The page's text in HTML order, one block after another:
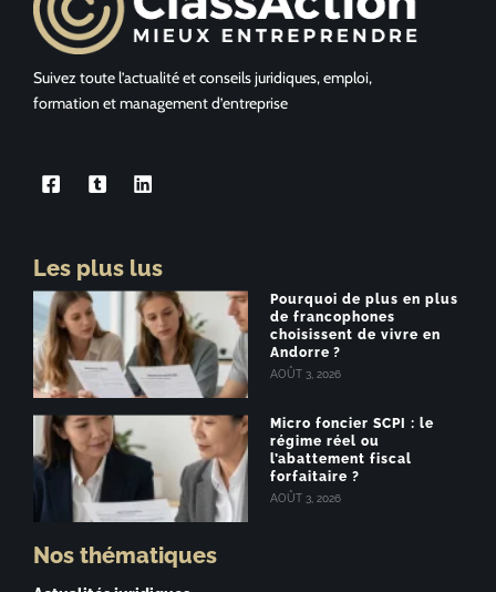
Suivez toute l’actualité et conseils juridiques, emploi,
formation et management d’entreprise
Les plus lus
Pourquoi de plus en plus
de francophones
choisissent de vivre en
Andorre ?
AOÛT 3, 2026
Micro foncier SCPI : le
régime réel ou
l’abattement fiscal
forfaitaire ?
AOÛT 3, 2026
Nos thématiques